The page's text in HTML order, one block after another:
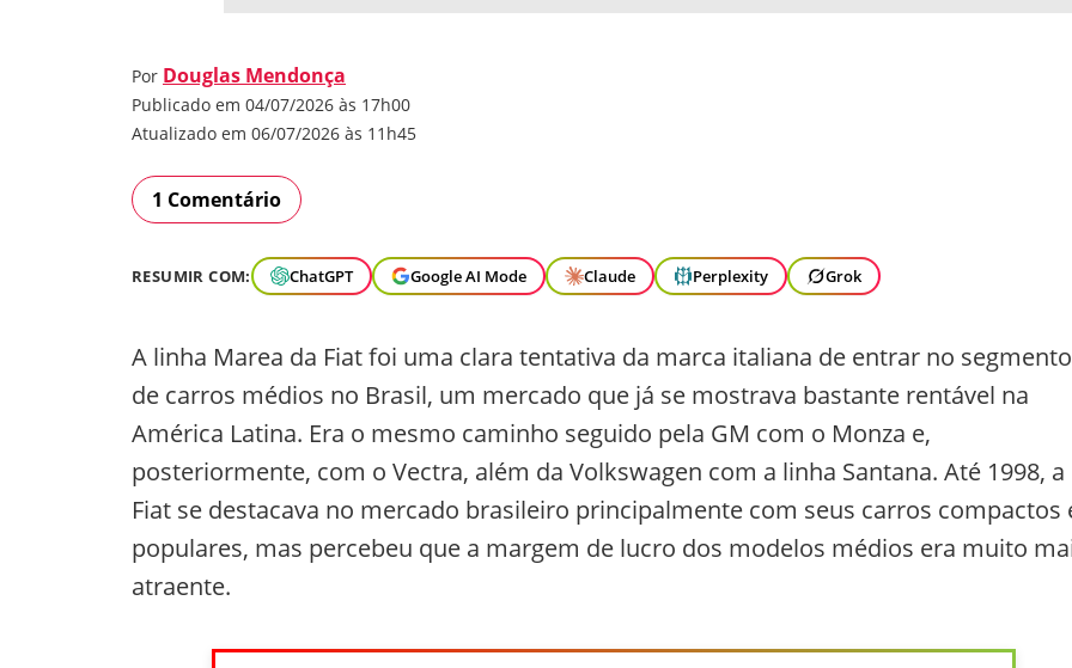
Por Douglas Mendonça
Publicado em 04/07/2026 às 17h00
Atualizado em 06/07/2026 às 11h45
1 Comentário
RESUMIR COM: ChatGPT Google AI Mode Claude Perplexity Grok
A linha Marea da Fiat foi uma clara tentativa da marca italiana de entrar no segmento
de carros médios no Brasil, um mercado que já se mostrava bastante rentável na
América Latina. Era o mesmo caminho seguido pela GM com o Monza e,
posteriormente, com o Vectra, além da Volkswagen com a linha Santana. Até 1998, a
Fiat se destacava no mercado brasileiro principalmente com seus carros compactos
populares, mas percebeu que a margem de lucro dos modelos médios era muito
atraente.